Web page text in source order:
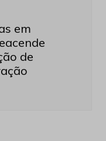
em
de